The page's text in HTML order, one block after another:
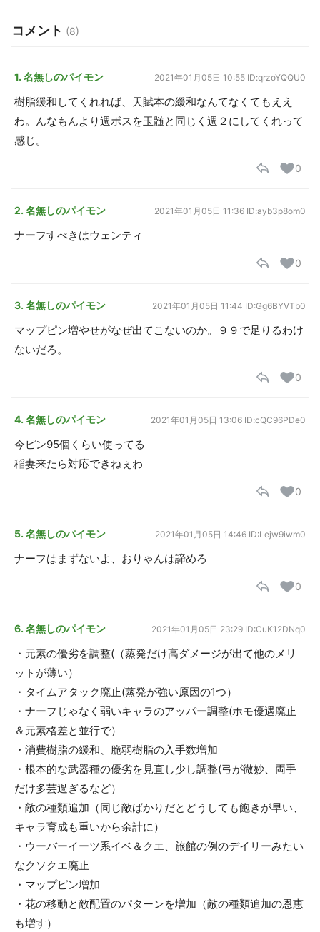
コメント (8)
1. 名無しのパイモン 2021年01月05日 10:55 ID:qrzoYQQU0
樹脂緩和してくれれば、天賦本の緩和なんてなくてもええ
わ。んなもんより週ボスを玉髄と同じく週２にしてくれって
感じ。
0
2. 名無しのパイモン 2021年01月05日 11:36 ID:ayb3p8om0
ナーフすべきはウェンティ
0
3. 名無しのパイモン 2021年01月05日 11:44 ID:Gg6BYVTb0
マップピン増やせがなぜ出てこないのか。９９で足りるわけ
ないだろ。
0
4. 名無しのパイモン 2021年01月05日 13:06 ID:cQC96PDe0
今ピン95個くらい使ってる
稲妻来たら対応できねぇわ
0
5. 名無しのパイモン 2021年01月05日 14:46 ID:Lejw9iwm0
ナーフはまずないよ、おりゃんは諦めろ
0
6. 名無しのパイモン 2021年01月05日 23:29 ID:CuK12DNq0
・元素の優劣を調整(（蒸発だけ高ダメージが出て他のメリ
ットが薄い）
・タイムアタック廃止(蒸発が強い原因の1つ）
・ナーフじゃなく弱いキャラのアッパー調整(ホモ優遇廃止
＆元素格差と並行で）
・消費樹脂の緩和、脆弱樹脂の入手数増加
・根本的な武器種の優劣を見直し少し調整(弓が微妙、両手
だけ多芸過ぎるなど）
・敵の種類追加（同じ敵ばかりだとどうしても飽きが早い、
キャラ育成も重いから余計に）
・ウーバーイーツ系イベ＆クエ、旅館の例のデイリーみたい
なクソクエ廃止
・マップピン増加
・花の移動と敵配置のパターンを増加（敵の種類追加の恩恵
も増す）